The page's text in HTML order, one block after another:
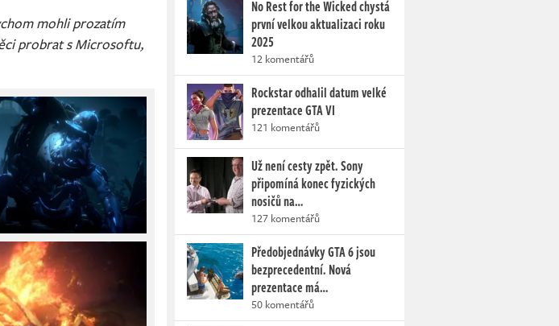
mohli prozatím
probrat s Microsoftu,
No Rest for the Wicked chystá
první velkou aktualizaci roku
2025
12 komentářů
Rockstar odhalil datum velké
prezentace GTA VI
121 komentářů
Už není cesty zpět. Sony
připomíná konec fyzických
nosičů na…
127 komentářů
Předobjednávky GTA 6 jsou
bezprecedentní. Nová
prezentace má…
50 komentářů